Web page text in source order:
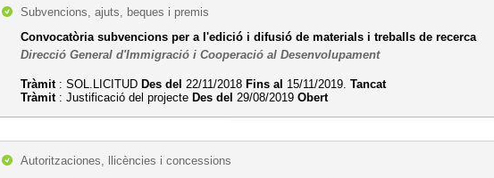
Subvencions, ajuts, beques i premis
Convocatòria subvencions per a l'edició i difusió de materials i treballs de recerca
Direcció General d'Immigració i Cooperació al Desenvolupament
Tràmit: SOL.LICITUD Des del 22/11/2018 Fins al 15/11/2019.Tancat
Tràmit: Justificació del projecte Des del 29/08/2019Obert
Autoritzaciones, llicències i concessions